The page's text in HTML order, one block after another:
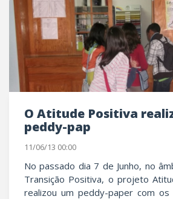
O Atitude Positiva realizou um
peddy-pap
11/06/13 00:00
No passado dia 7 de Junho, no
Transição Positiva, o projeto
realizou um peddy-paper com os